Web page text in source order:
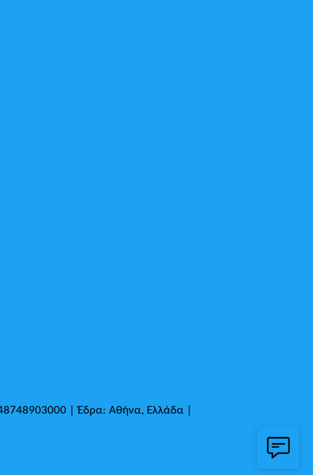
| Έδρα: Αθήνα, Ελλάδα |